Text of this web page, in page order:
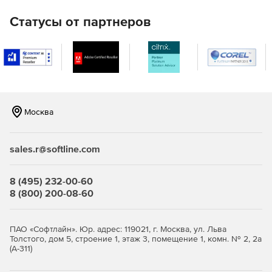
личные сведения, такие как медицинская документация и
финансовые счета.
Эффективная классификация данных
распознавание символов (OCR), поиск по ключевым
Тщательный мониторинг конкретных действий
пользователей для превентивного определения
любых попыток хищения данных.
Оперативное устранение ложных срабатываний
Статусы от партнеров
Москва
sales.r@softline.com
8 (495) 232-00-60
8 (800) 200-08-60
ПАО «Софтлайн». Юр. адрес: 119021, г. Москва, ул. Льва
Толстого, дом 5, строение 1, этаж 3, помещение 1, комн. № 2, 2а
(А-311)